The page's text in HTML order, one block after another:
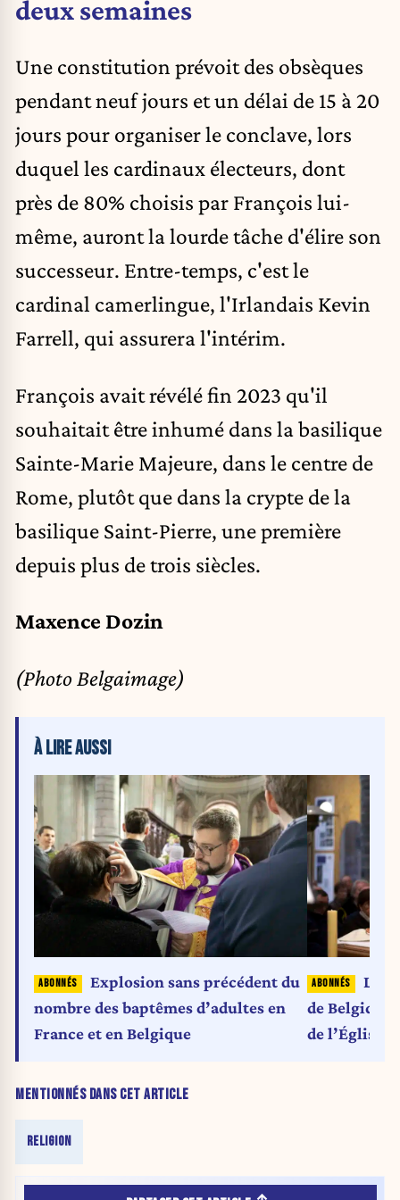
deux semaines
Une constitution prévoit des obsèques
pendant neuf jours et un délai de 15 à 20
jours pour organiser le conclave, lors
duquel les cardinaux électeurs, dont
près de 80% choisis par François lui-
même, auront la lourde tâche d'élire son
successeur. Entre-temps, c'est le
cardinal camerlingue, l'Irlandais Kevin
Farrell, qui assurera l'intérim.
François avait révélé fin 2023 qu'il
souhaitait être inhumé dans la basilique
Sainte-Marie Majeure, dans le centre de
Rome, plutôt que dans la crypte de la
basilique Saint-Pierre, une première
depuis plus de trois siècles.
Maxence Dozin
(Photo Belgaimage)
MENTIONNÉS DANS CET ARTICLE
RELIGION
À LIRE AUSSI
Explosion sans précédent du
nombre des baptêmes d’adultes en
France et en Belgique
Le
de
de l’Église